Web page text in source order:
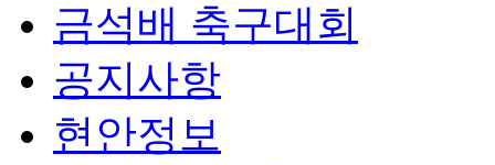
금석배 축구대회
공지사항
현안정보